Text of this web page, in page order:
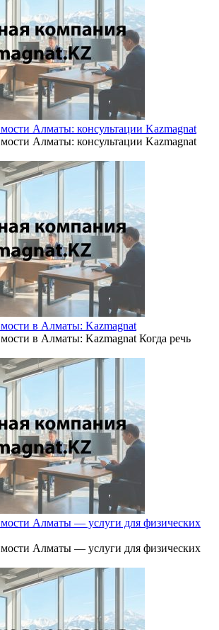
Алматы: консультации Kazmagnat
Алматы: консультации Kazmagnat
в Алматы: Kazmagnat
в Алматы: Kazmagnat Когда речь
Алматы — услуги для физических
Алматы — услуги для физических